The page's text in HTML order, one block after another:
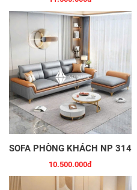
SOFA PHÒNG KHÁCH NP 314
10.500.000đ